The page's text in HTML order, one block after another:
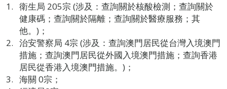
衛生局 205宗 (涉及：查詢關於核酸檢測；查詢關於
健康碼；查詢關於隔離；查詢關於醫療服務；其
他。)；
治安警察局 4宗 (涉及：查詢澳門居民從台灣入境澳門
措施；查詢澳門居民從外國入境澳門措施；查詢香港
居民從香港入境澳門措施。)；
海關 0宗；